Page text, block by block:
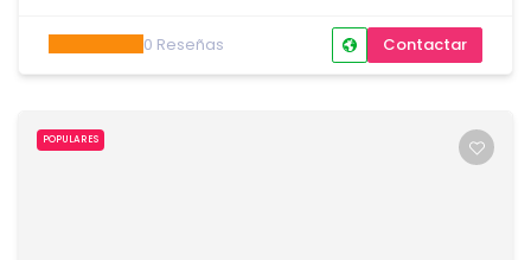
0 Reseñas Contactar
POPULARES